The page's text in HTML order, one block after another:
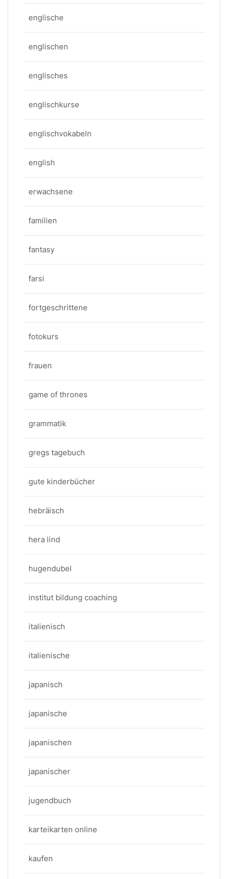
englische
englischen
englisches
englischkurse
englischvokabeln
english
erwachsene
familien
fantasy
farsi
fortgeschrittene
fotokurs
frauen
game of thrones
grammatik
gregs tagebuch
gute kinderbücher
hebräisch
hera lind
hugendubel
institut bildung coaching
italienisch
italienische
japanisch
japanische
japanischen
japanischer
jugendbuch
karteikarten online
kaufen